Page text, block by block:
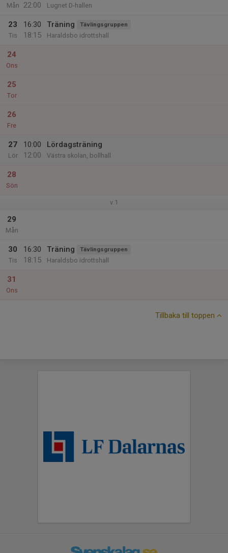
Mån
22:00
Lugnet D-hallen
23
Tis
16:30
18:15
Träning Tävlingsgruppen
Haraldsbo idrottshall
24
Ons
25
Tor
26
Fre
27
Lör
10:00
12:00
Lördagsträning
Västra skolan, bollhall
28
Sön
v.1
29
Mån
30
Tis
16:30
18:15
Träning Tävlingsgruppen
Haraldsbo idrottshall
31
Ons
Tillbaka till toppen